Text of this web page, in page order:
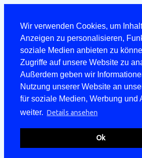
Wir verwenden Cookies, um
Anzeigen zu personalisieren,
soziale Medien anbieten zu
Zugriffe auf unsere Website zu
Außerdem geben wir
Nutzung unserer Website an
für soziale Medien, Werbung und
weiter. Details ansehen
Ok